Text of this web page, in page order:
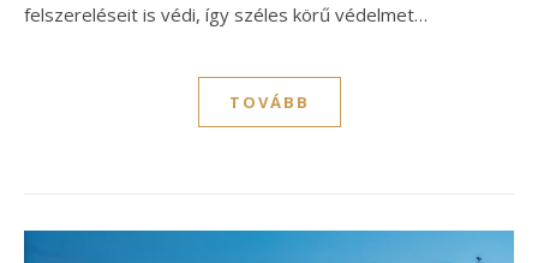
felszereléseit is védi, így széles körű védelmet…
TOVÁBB